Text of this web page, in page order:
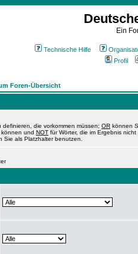
Ein
Technische Hilfe
Profil
Foren-Übersicht
definieren, die vorkommen müssen; OR können
können und NOT für Wörter, die im Ergebnis nicht
Sie als Platzhalter benutzen.